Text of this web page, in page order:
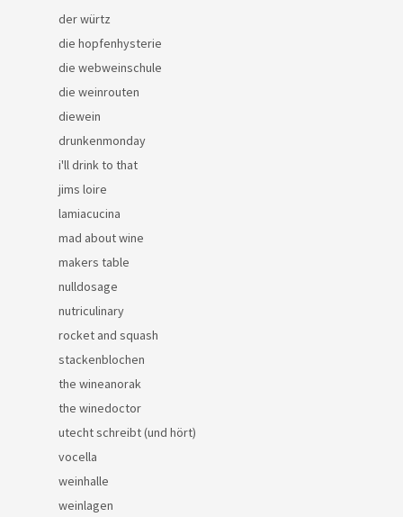
der würtz
die hopfenhysterie
die webweinschule
die weinrouten
diewein
drunkenmonday
i'll drink to that
jims loire
lamiacucina
mad about wine
makers table
nulldosage
nutriculinary
rocket and squash
stackenblochen
the wineanorak
the winedoctor
utecht schreibt (und hört)
vocella
weinhalle
weinlagen